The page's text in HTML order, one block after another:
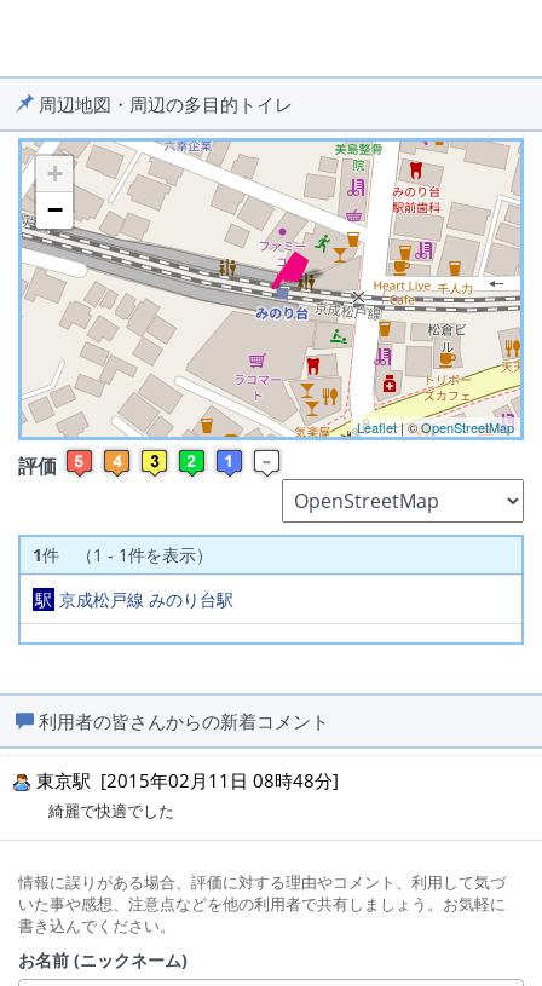
周辺地図・周辺の多目的トイレ
※ マップを検索、表示中です ※
+
−
Leaflet| ©OpenStreetMap
評価
1件 （1 - 1件を表示）
駅 京成松戸線 みのり台駅
利用者の皆さんからの新着コメント
東京駅 [2015年02月11日 08時48分]
綺麗で快適でした
情報に誤りがある場合、評価に対する理由やコメント、利用して気づ
いた事や感想、注意点などを他の利用者で共有しましょう。お気軽に
書き込んでください。
お名前 (ニックネーム)